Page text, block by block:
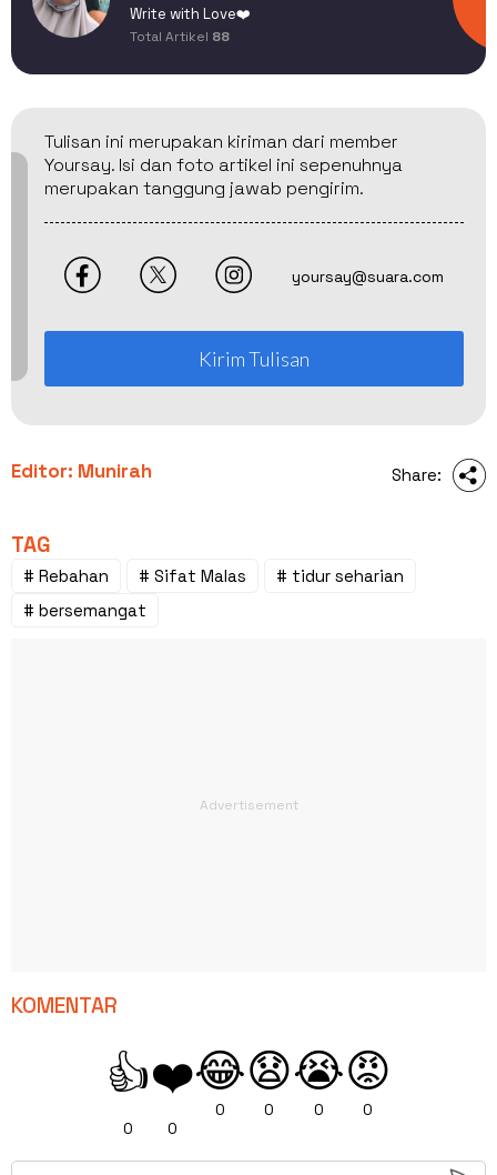
Write with Love❤️
Total Artikel 88
Tulisan ini merupakan kiriman dari member
Yoursay. Isi dan foto artikel ini sepenuhnya
merupakan tanggung jawab pengirim.
yoursay@suara.com
Kirim Tulisan
Editor: Munirah Share:
TAG
# Rebahan # Sifat Malas
# tidur seharian
# bersemangat
KOMENTAR
👍
0
❤️
0
😂
0
😧
0
😭
0
😡
0